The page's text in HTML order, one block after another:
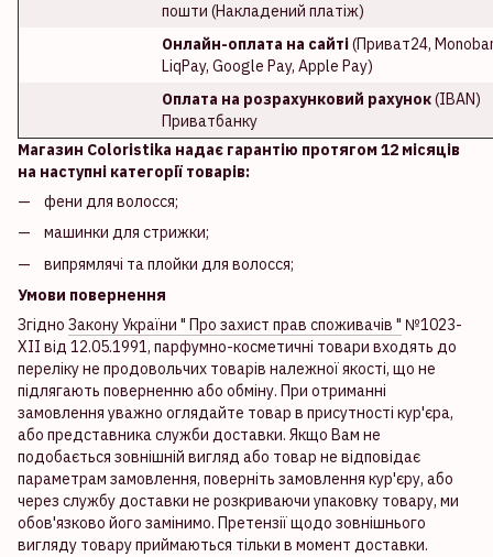
пошти (Накладений платіж)
Онлайн-оплата на сайті(Приват24,
LiqPay, Google Pay, Apple Pay)
Оплата на розрахунковий рахунок(IBAN)
Приватбанку
Магазин Coloristika надає гарантію протягом 12 місяців
на наступні категорії товарів:
фени для волосся;
машинки для стрижки;
випрямлячі та плойки для волосся;
Умови повернення
Згідно Закону України " Про захист прав споживачів " №1023-
XII від 12.05.1991, парфумно-косметичні товари входять до
переліку не продовольчих товарів належної якості, що не
підлягають поверненню або обміну. При отриманні
замовлення уважно оглядайте товар в присутності кур'єра,
або представника служби доставки. Якщо Вам не
подобається зовнішній вигляд або товар не відповідає
параметрам замовлення, поверніть замовлення кур'єру, або
через службу доставки не розкриваючи упаковку товару, ми
обов'язково його замінимо. Претензії щодо зовнішнього
вигляду товару приймаються тільки в момент доставки.